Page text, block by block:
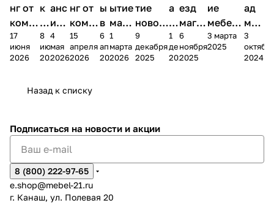
нг от
комп
ании
Мело
17
июня
2026
к
и
д
к
2
8
июня
2026
анс
ия в
Чеб
окс
4
мая
2026
нг от
комп
ании
Мело
15
апреля
2026
ы
в
М
А
6
апреля
2026
ытие
мага
зина
в
1
марта
2026
тие
новог
о
магаз
9
декабря
2025
а
к
а
н
1
декабря
2025
езд
магаз
ина в
г.
6
ноября
2025
ие
мебель
ного
салона
3 марта
2025
ад
меб
ели
пер
3
2024
Назад к списку
Подписаться на новости и акции
8 (800) 222-97-65
e.shop@mebel-21.ru
г. Канаш, ул. Полевая 20